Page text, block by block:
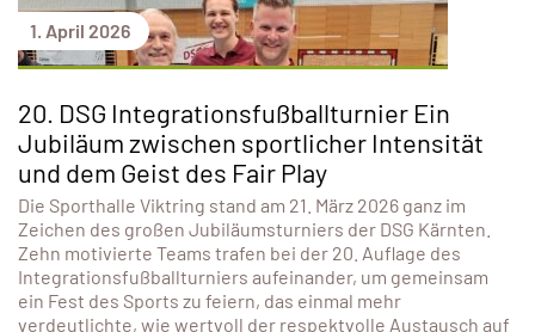
1. April 2026
20. DSG Integrationsfußballturnier Ein
Jubiläum zwischen sportlicher Intensität
und dem Geist des Fair Play
Die Sporthalle Viktring stand am 21. März 2026 ganz im
Zeichen des großen Jubiläumsturniers der DSG Kärnten.
Zehn motivierte Teams trafen bei der 20. Auflage des
Integrationsfußballturniers aufeinander, um gemeinsam
ein Fest des Sports zu feiern, das einmal mehr
verdeutlichte, wie wertvoll der respektvolle Austausch auf